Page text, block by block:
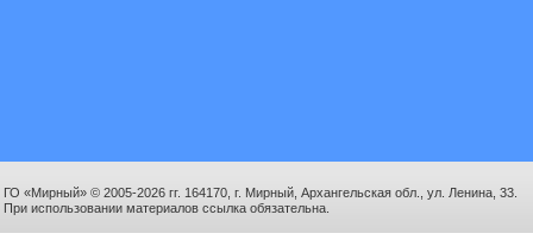
ГО «Мирный» © 2005-2026 гг. 164170, г. Мирный, Архангельская обл., ул. Ленина, 33.
При использовании материалов ссылка обязательна.